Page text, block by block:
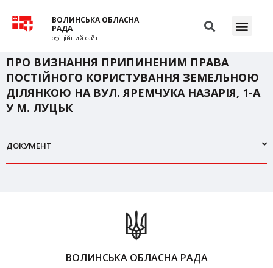
ВОЛИНСЬКА ОБЛАСНА
РАДА
офіційний сайт
ПРО ВИЗНАННЯ ПРИПИНЕНИМ ПРАВА
ПОСТІЙНОГО КОРИСТУВАННЯ ЗЕМЕЛЬНОЮ
ДІЛЯНКОЮ НА ВУЛ. ЯРЕМЧУКА НАЗАРІЯ, 1-А
У М. ЛУЦЬК
ДОКУМЕНТ
ВОЛИНСЬКА ОБЛАСНА РАДА